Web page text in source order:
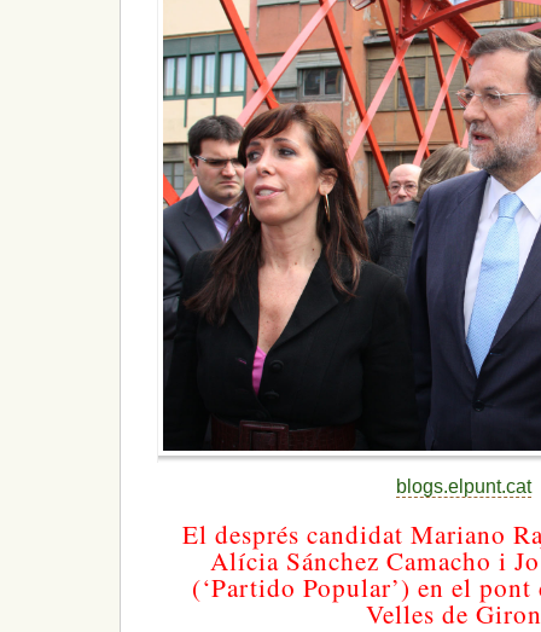
blogs.elpunt.cat
El després candidat Mariano
Alícia Sánchez Camacho i
(‘Partido Popular’) en el pont
Velles de